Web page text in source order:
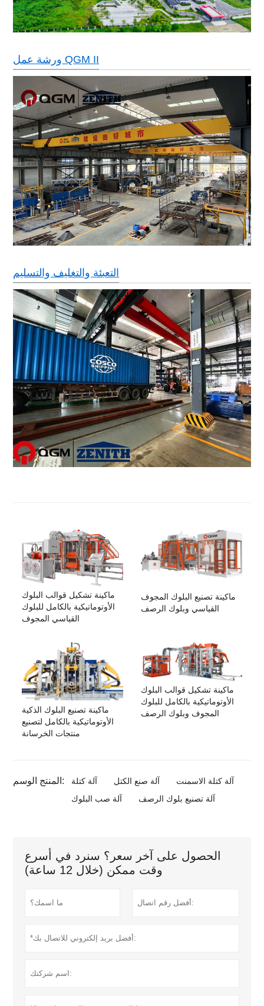
ورشة عمل QGM II
التعبئة والتغليف والتسليم
ماكينة تشكيل قوالب البلوك
الأوتوماتيكية بالكامل للبلوك
القياسي المجوف
ماكينة تصنيع البلوك المجوف
القياسي وبلوك الرصف
ماكينة تصنيع البلوك الذكية
الأوتوماتيكية بالكامل لتصنيع
منتجات الخرسانة
ماكينة تشكيل قوالب البلوك
الأوتوماتيكية بالكامل للبلوك
المجوف وبلوك الرصف
المنتج الوسم: آلة كتلة آلة صنع الكتل
آلة كتلة الاسمنت
آلة صب البلوك
آلة تصنيع بلوك الرصف
الحصول على آخر سعر؟ سنرد في أسرع
وقت ممكن (خلال 12 ساعة)